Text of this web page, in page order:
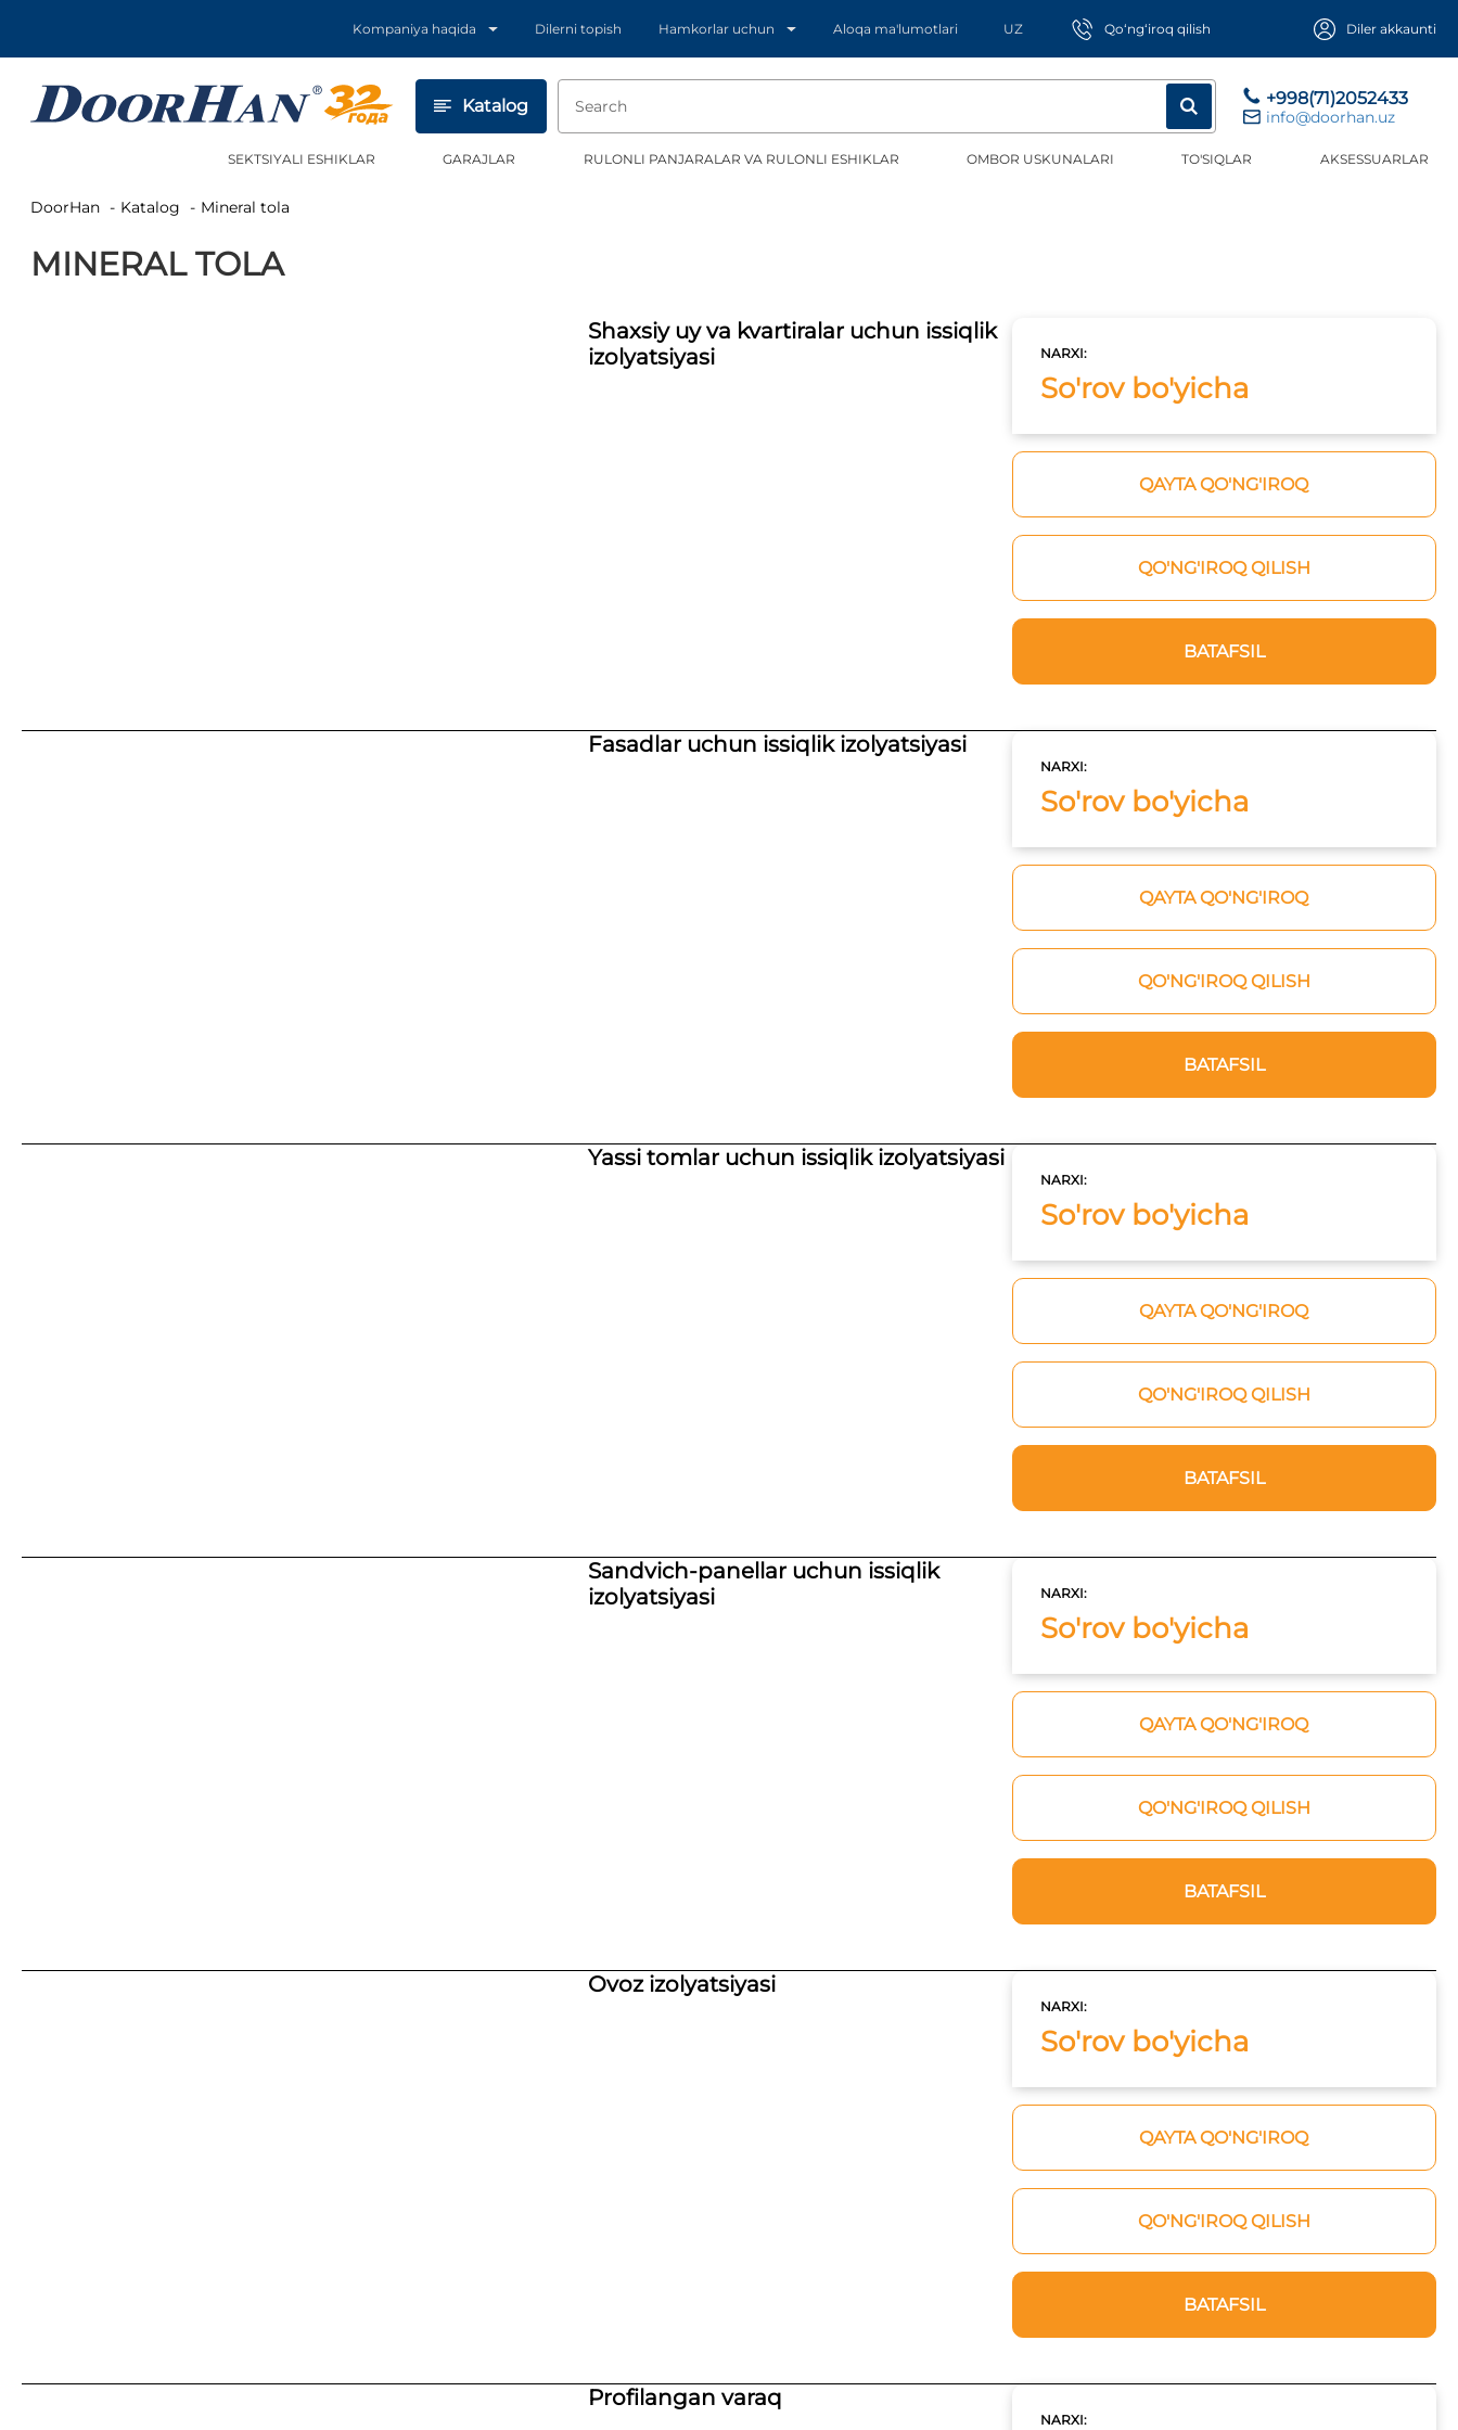
Kompaniya haqida Dilerni topish Hamkorlar uchun Aloqa ma'lumotlari UZ Qo‘ng‘iroq qilish Diler akkaunti
Katalog +998(71)2052433
info@doorhan.uz
SEKTSIYALI ESHIKLAR GARAJLAR RULONLI PANJARALAR VA RULONLI ESHIKLAR OMBOR USKUNALARI TO'SIQLAR AKSESSUARLAR
DoorHan Katalog Mineral tola
MINERAL TOLA
Shaxsiy uy va kvartiralar uchun issiqlik
izolyatsiyasi
NARXI:
So'rov bo'yicha
QAYTA QO'NG'IROQ
QO'NG'IROQ QILISH
BATAFSIL
Fasadlar uchun issiqlik izolyatsiyasi
NARXI:
So'rov bo'yicha
QAYTA QO'NG'IROQ
QO'NG'IROQ QILISH
BATAFSIL
Yassi tomlar uchun issiqlik izolyatsiyasi
NARXI:
So'rov bo'yicha
QAYTA QO'NG'IROQ
QO'NG'IROQ QILISH
BATAFSIL
Sandvich-panellar uchun issiqlik
izolyatsiyasi
NARXI:
So'rov bo'yicha
QAYTA QO'NG'IROQ
QO'NG'IROQ QILISH
BATAFSIL
Ovoz izolyatsiyasi
NARXI:
So'rov bo'yicha
QAYTA QO'NG'IROQ
QO'NG'IROQ QILISH
BATAFSIL
Profilangan varaq
NARXI: